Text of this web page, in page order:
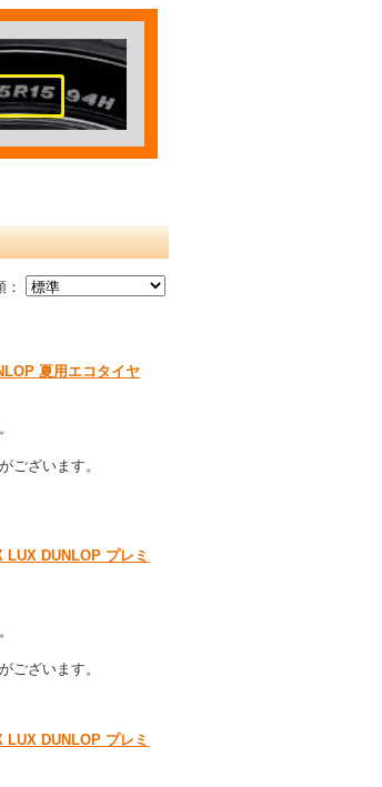
：
夏用エコタイヤ
ございます。
LUX DUNLOP プレミ
ございます。
LUX DUNLOP プレミ